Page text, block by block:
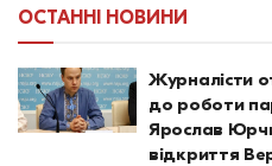
ОСТАННІ НОВИНИ
Журналісти
до роботи
Ярослав
відкриття